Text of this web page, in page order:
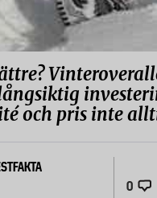
och pris inte
0